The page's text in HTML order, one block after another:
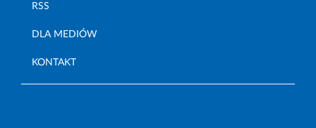
RSS
DLA MEDIÓW
KONTAKT